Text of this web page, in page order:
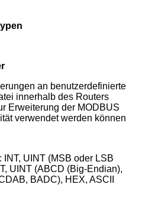
an benutzerdefinierte
innerhalb des Routers
Erweiterung der MODBUS
verwendet werden können
INT, UINT (MSB oder LSB
UINT (ABCD (Big-Endian),
BADC), HEX, ASCII